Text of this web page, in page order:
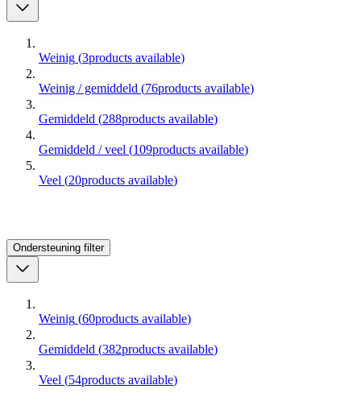
Weinig (3products available)
Weinig / gemiddeld (76products available)
Gemiddeld (288products available)
Gemiddeld / veel (109products available)
Veel (20products available)
Ondersteuning filter
Weinig (60products available)
Gemiddeld (382products available)
Veel (54products available)